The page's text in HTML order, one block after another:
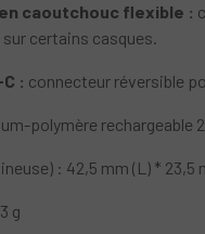
caoutchouc flexible :
certains casques.
: connecteur réversible
polymère rechargeable
: 42,5 mm (L) * 23,5
g